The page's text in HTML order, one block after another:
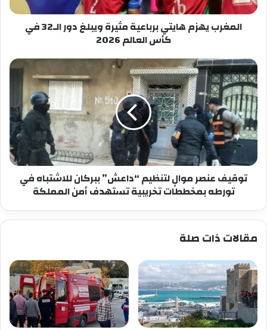
في
كأس
المغرب يهزم هايتي برباعية مثيرة ويبلغ دور الـ32 في
كأس العالم 2026
توقيف
عنصر
موالٍ
لتنظيم
“داعش”
ببركان
للاشتباه
تورطه
بمخططات
تخريبية
تستهدف
أمن
توقيف عنصر موالٍ لتنظيم “داعش” ببركان للاشتباه في
تورطه بمخططات تخريبية تستهدف أمن المملكة
مقالات ذات صلة